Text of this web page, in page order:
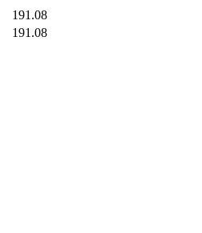
191.08
191.08